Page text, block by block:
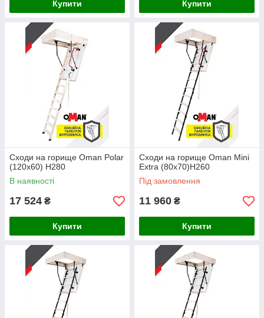
Купити Купити
Сходи на горище Oman Polar
(120x60) H280
В наявності
17 524 ₴
Купити
Сходи на горище Oman Mini
Extra (80x70)H260
Під замовлення
11 960 ₴
Купити